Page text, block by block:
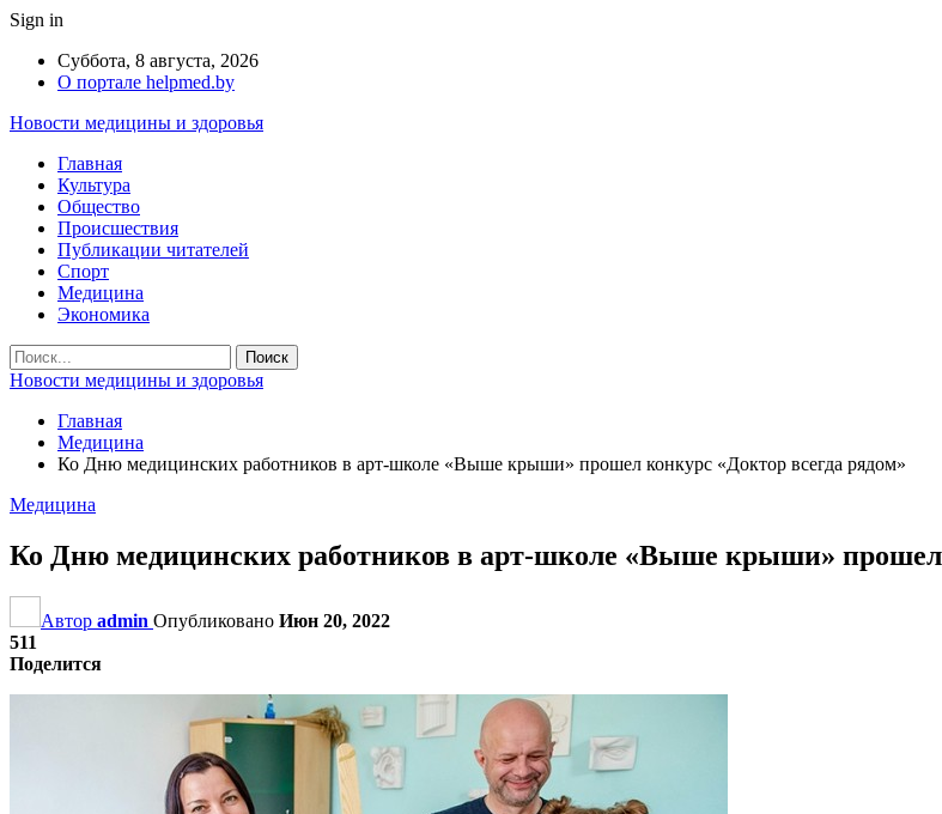
Sign in
Суббота, 8 августа, 2026
О портале helpmed.by
Новости медицины и здоровья
Главная
Культура
Общество
Происшествия
Публикации читателей
Спорт
Медицина
Экономика
Новости медицины и здоровья
Главная
Медицина
Ко Дню медицинских работников в арт-школе «Выше крыши» прошел конкурс «Доктор всегда рядом»
Медицина
Ко Дню медицинских работников в арт-школе «Выше крыши» прошел
Автор admin Опубликовано Июн 20, 2022
511
Поделится